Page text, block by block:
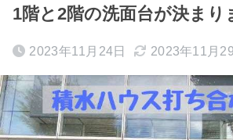
1階と2階の洗面台が決まり
2023年11月24日 2023年11月